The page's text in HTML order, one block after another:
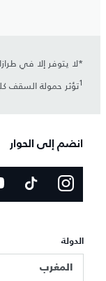
*لا يتوفر إلا في
1تؤثر حمولة السقف
انضم إلى الحوار
الدولة
المغرب